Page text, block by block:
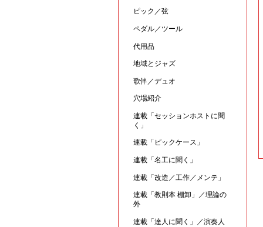
ピック／弦
ペダル／ツール
代用品
地域とジャズ
歌伴／デュオ
穴場紹介
連載「セッションホストに聞
く」
連載「ピックケース」
連載「名工に聞く」
連載「改造／工作／メンテ」
連載「教則本 棚卸」／理論の
外
連載「達人に聞く」／演奏人